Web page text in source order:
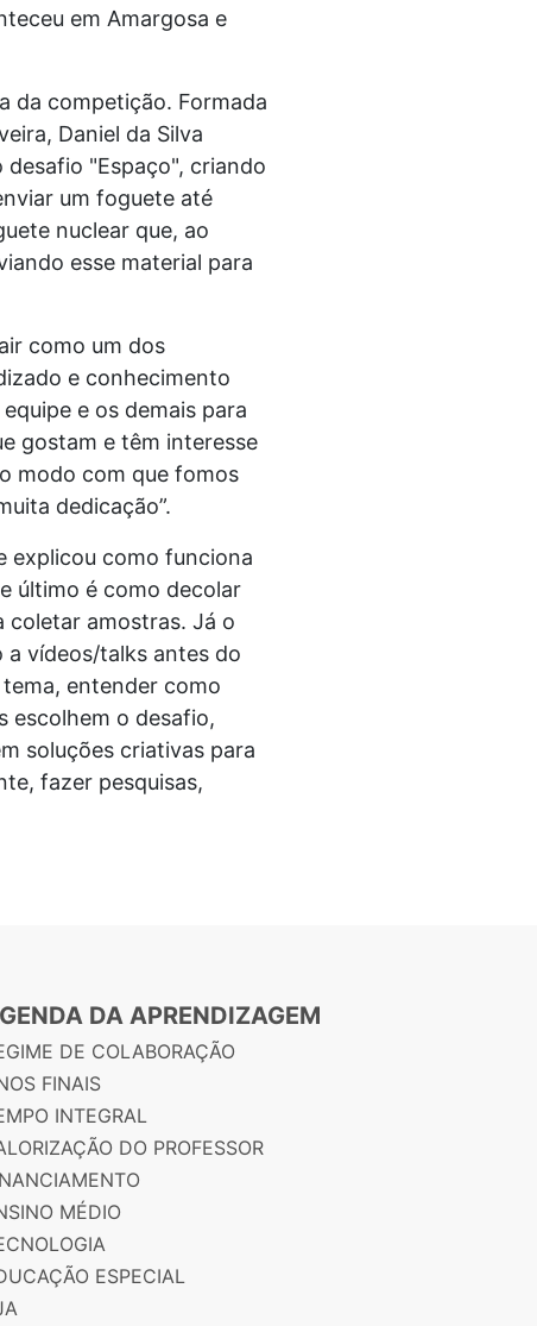
em Amargosa e
da competição. Formada
Daniel da Silva
desafio "Espaço", criando
um foguete até
nuclear que, ao
esse material para
como um dos
e conhecimento
e os demais para
gostam e têm interesse
modo com que fomos
dedicação”.
explicou como funciona
último é como decolar
coletar amostras. Já o
vídeos/talks antes do
entender como
escolhem o desafio,
soluções criativas para
fazer pesquisas,
DA APRENDIZAGEM
DE COLABORAÇÃO
FINAIS
INTEGRAL
DO PROFESSOR
MÉDIO
ESPECIAL